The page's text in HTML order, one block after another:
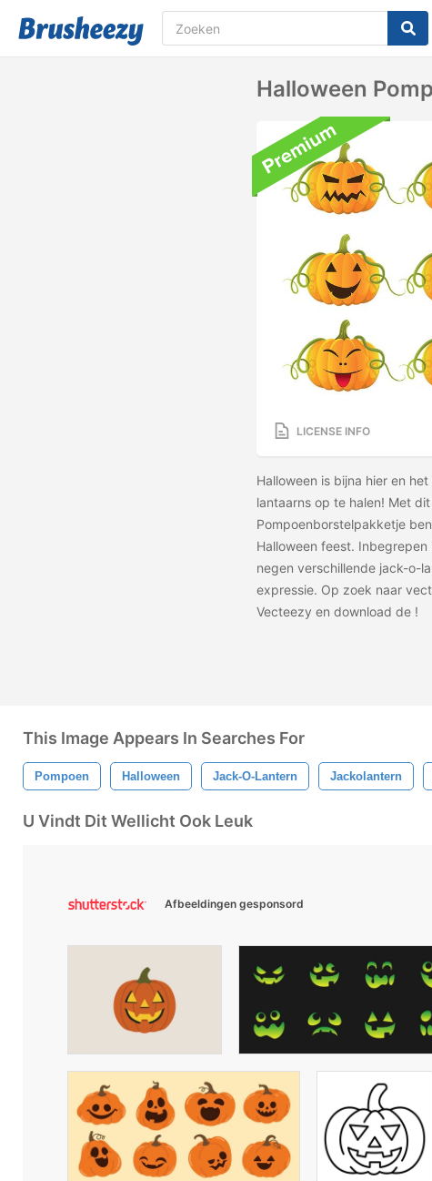
Halloween
LICENSE INFO
Halloween is bijna hier en
lantaarns op te halen! Met
Pompoenborstelpakketje
Halloween feest.
negen verschillende jack-o-
expressie. Op zoek naar
Vecteezy en download de !
This Image Appears In Searches For
Pompoen Halloween Jack-O-Lantern Jackolantern
U Vindt Dit Wellicht Ook Leuk
Afbeeldingen gesponsord